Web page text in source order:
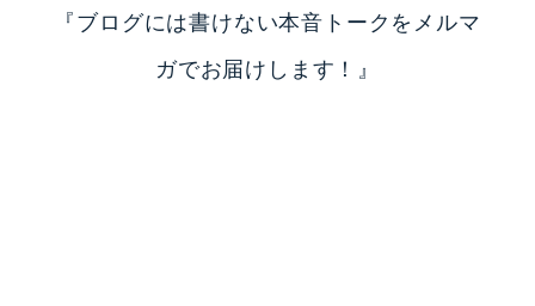
『ブログには書けない本音トークをメルマ
ガでお届けします！』